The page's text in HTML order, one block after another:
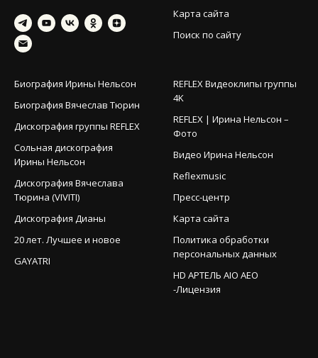
Карта сайта
Поиск по сайту
Биография Ирины Нельсон
Биография Вячеслав Тюрин
Дискография группы REFLEX
Сольная дискография
Ирины Нельсон
Дискография Вячеслава
Тюрина (VIVITI)
Дискография Дианы
20 лет. Лучшее и новое
GAYATRI
REFLEX Видеоклипы группы
4K
REFLEX | Ирина Нельсон –
Фото
Видео Ирина Нельсон
Reflexmusic
Пресс-центр
Карта сайта
Политика обработки
персональных данных
HD АРТЕЛЬ AIO AEO
-Лицензия